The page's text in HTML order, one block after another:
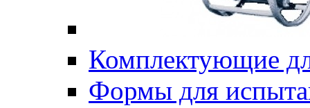
Комплектующие
Формы для